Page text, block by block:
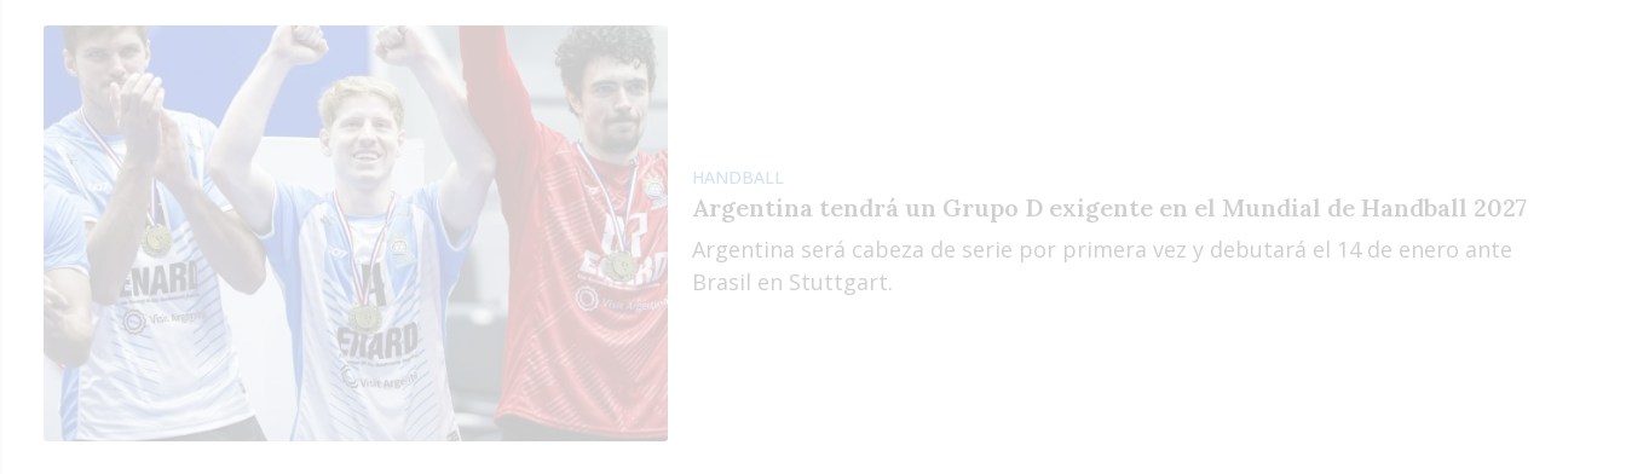
HANDBALL
Argentina tendrá un Grupo D exigente en el Mundial de Handball 2027
Argentina será cabeza de serie por primera vez y debutará el 14 de enero ante
Brasil en Stuttgart.